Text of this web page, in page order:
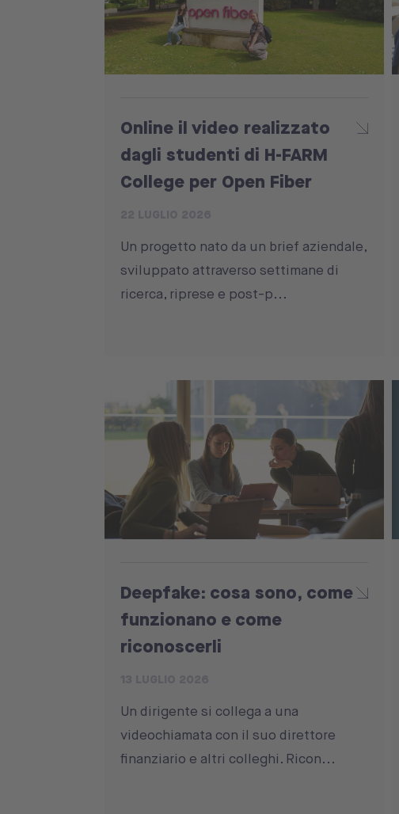
Online il video realizzato
dagli studenti di H-FARM
College per Open Fiber
Un progetto nato da un brief aziendale,
sviluppato attraverso settimane di
ricerca, riprese e post-p...
Deepfake: cosa sono, come
funzionano e come
riconoscerli
Un dirigente si collega a una
videochiamata con il suo direttore
finanziario e altri colleghi. Ricon...